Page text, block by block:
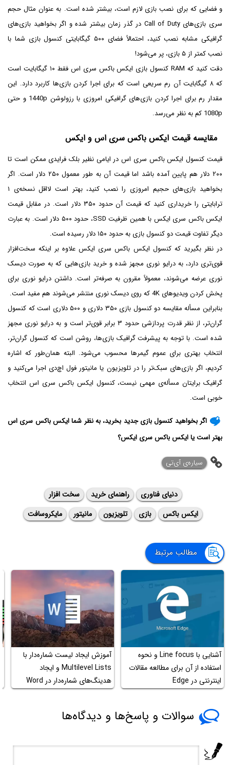
و فضایی که برای نصب بازی لازم است، بیشتر شده است. به عنوان مثال حجم
سری بازی‌های Call of Duty در گذر زمان بیشتر شده و اگر بخواهید بازی‌های
گرافیکی مشابه نصب کنید، احتمالاً فضای ۵۰۰ گیگابایتی کنسول بازی شما با
نصب کمتر از ۵ بازی، پر می‌شود!
دقت کنید که RAM کنسول بازی ایکس باکس سری اس فقط ۱۰ گیگابایت است
که ۸ گیگابایت آن رم سریعی است که برای اجرا کردن بازی‌ها کاربرد دارد. این
مقدار رم برای اجرا کردن بازی‌های گرافیکی امروزی با رزولوشن 1440p و حتی
1080p کم به نظر می‌رسد.
مقایسه قیمت ایکس باکس سری اس و ایکس
قیمت کنسول ایکس باکس سری اس در ایامی نظیر بلک فرایدی ممکن است تا
۲۰۰ دلار هم پایین آمده باشد اما قیمت آن به طور معمول ۲۵۰ دلار است. اگر
بخواهید بازی‌های حجیم امروزی را نصب کنید، بهتر است لااقل نسخه‌ی ۱
ترابایتی را خریداری کنید که قیمت آن حدود ۳۵۰ دلار است. در مقابل قیمت
ایکس باکس سری ایکس با همین ظرفیت SSD، حدود ۵۰۰ دلار است. به عبارت
دیگر تفاوت قیمت دو کنسول بازی به حدود ۱۵۰ دلار رسیده است.
در نظر بگیرید که کنسول ایکس باکس سری ایکس علاوه بر اینکه سخت‌افزار
قوی‌تری دارد، به درایو نوری مجهز شده و خرید بازی‌هایی که به صورت دیسک
نوری عرضه می‌شوند، معمولاً مقرون‌ به صرفه‌تر است. داشتن درایو نوری برای
پخش کردن ویدیوهای 4K که روی دیسک نوری منتشر می‌شوند هم مفید است.
بنابراین مسأله مقایسه دو کنسول بازی ۳۵۰ دلاری و ۵۰۰ دلاری است که کنسول
گران‌تر، از نظر قدرت پردازشی حدود ۳ برابر قوی‌تر است و به درایو نوری مجهز
شده است. با توجه به پیشرفت گرافیک بازی‌ها، روشن است که کنسول گران‌تر،
انتخاب بهتری برای عموم گیمرها محسوب می‌شود. البته همان‌طور که اشاره
کردیم، اگر بازی‌های سبک‌تر را در تلویزیون یا مانیتور فول اچ‌دی اجرا می‌کنید و
گرافیک برایتان مسأله‌ی مهمی نیست، کنسول ایکس باکس سری اس انتخاب
خوبی است.
اگر بخواهید کنسول بازی جدید بخرید، به نظر شما ایکس باکس سری اس
بهتر است یا ایکس باکس سری ایکس؟
‌سیاره‌ی آی‌تی
دنیای فناوری راهنمای خرید
سخت افزار
ایکس باکس
بازی تلویزیون مانیتور مایکروسافت
مطالب مرتبط
آشنایی با Line focus و نحوه
استفاده از آن برای مطالعه مقالات
اینترنتی در Edge
آموزش ایجاد لیست شماره‌دار با
Multilevel Lists و ایجاد
هدینگ‌های شماره‌دار در Word
سوالات و پاسخ‌ها و دیدگاه‌ها